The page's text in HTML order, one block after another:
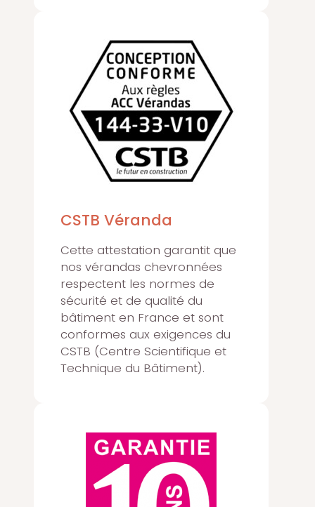
CSTB Véranda
Cette attestation garantit que
nos vérandas chevronnées
respectent les normes de
sécurité et de qualité du
bâtiment en France et sont
conformes aux exigences du
CSTB (Centre Scientifique et
Technique du Bâtiment).